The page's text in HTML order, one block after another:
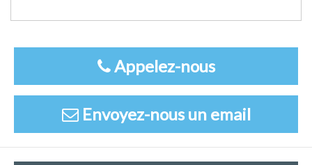
Appelez-nous
Envoyez-nous un email